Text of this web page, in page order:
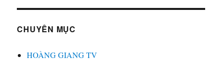
CHUYÊN MỤC
HOÀNG GIANG TV